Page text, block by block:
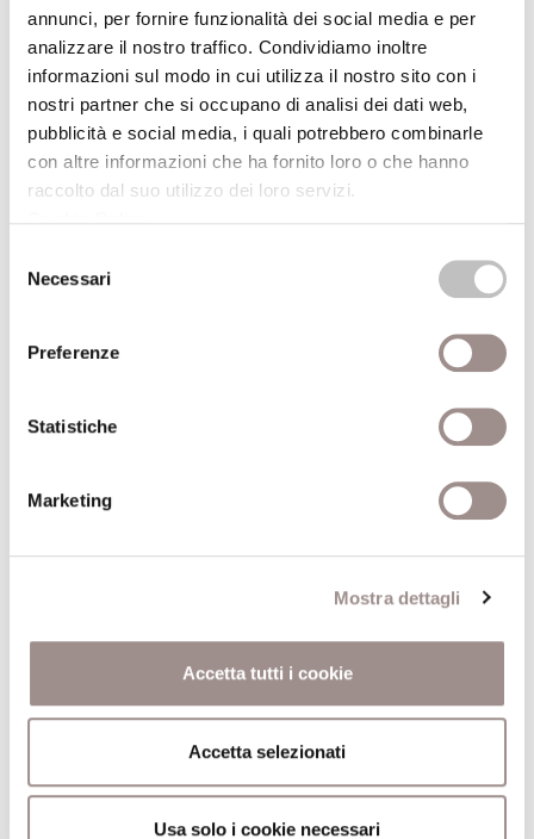
annunci, per fornire funzionalità dei social media e per
analizzare il nostro traffico. Condividiamo inoltre
informazioni sul modo in cui utilizza il nostro sito con i
nostri partner che si occupano di analisi dei dati web,
pubblicità e social media, i quali potrebbero combinarle
con altre informazioni che ha fornito loro o che hanno
raccolto dal suo utilizzo dei loro servizi.
delNecessari
Preferenze
Statistiche
Marketing
Mostra dettagli
Accetta tutti i cookie
Accetta selezionati
Usa solo i cookie necessari
a dire “la radicalità dell”intento salvifico del
Regno”, che “non si limita a restituire salute
e a eliminare il male nei suoi effetti
esteriori, lo aggredisce in profondità nella
sua radice”.
Autore
Anno
Recensito da
e Teologia del dialogo -
dell'Emilia Romagna,
Pagine
252